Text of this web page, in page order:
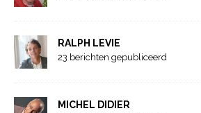
RALPH LEVIE
23 berichten gepubliceerd
MICHEL DIDIER